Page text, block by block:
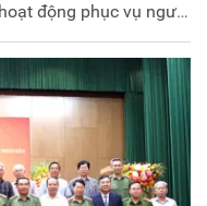
động phục vụ người
phương hai cấp, gắn
là trong bảo đảm
phục vụ".